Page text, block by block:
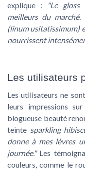
explique :
"Le
meilleurs du
(linum usitatissimum)
nourrissent
Les utilisateurs
Les utilisateurs ne
leurs impressions
blogueuse beauté
teinte sparkling
donne à mes lèvres
journée."Les
couleurs, comme le